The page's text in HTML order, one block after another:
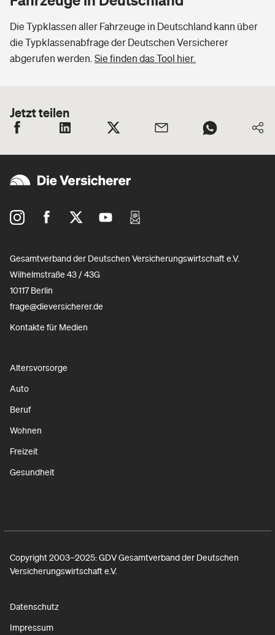
Die Typklassen aller Fahrzeuge in Deutschland kann über
die Typklassenabfrage der Deutschen Versicherer
abgerufen werden. Sie finden das Tool hier.
Jetzt teilen
Gesamtverband der Deutschen Versicherungswirtschaft e.V.
Wilhelmstraße 43 / 43G
10117 Berlin
frage@dieversicherer.de
Kontakte für Medien
Altersvorsorge
Auto
Beruf
Wohnen
Freizeit
Gesundheit
Copyright 2003–2025: GDV Gesamtverband der Deutschen
Versicherungswirtschaft e.V.
Datenschutz
Impressum